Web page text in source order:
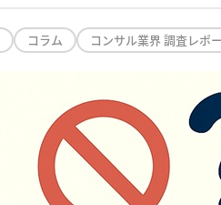
コラム コンサル業界 調査レポ